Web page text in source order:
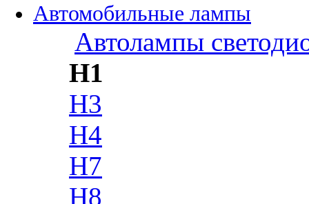
Автомобильные лампы
Автолампы
H1
H3
H4
H7
H8